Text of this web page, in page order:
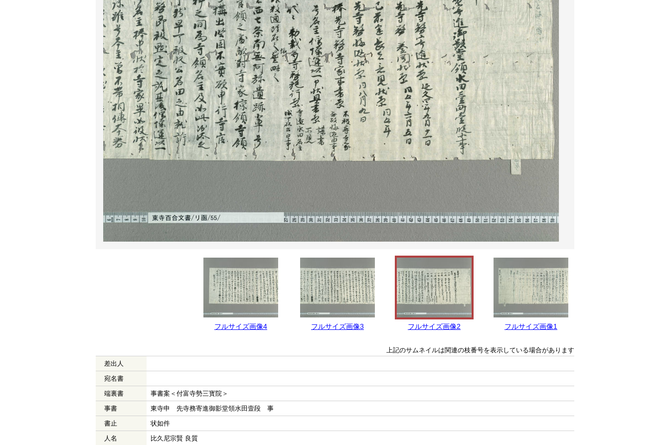
フルサイズ画像4 フルサイズ画像3 フルサイズ画像2 フルサイズ画像1
上記のサムネイルは関連の枝番号を表示している場合があります
差出人
宛名書
端裏書
事書案＜付富寺勢三寳院＞
事書
東寺申 先寺務寄進御影堂領水田壹段 事
書止
状如件
人名
比久尼宗賢 良質